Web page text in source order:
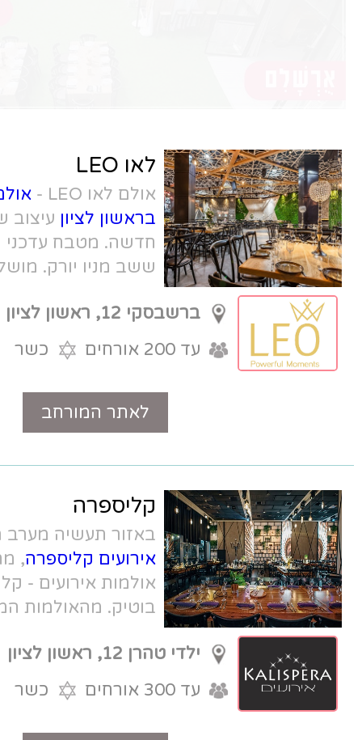
לאו LEO
אולם לאו LEO -
אולם לאירועים קטנים
בראשון לציוןעיצוב שמדבר בשפה
חדשה. מטבח עדכני של שף גיא צרפתי
ששב מניו יורק. מושלם לברית, בריתה
ואירועים קטנים.
ברשבסקי 12, ראשון לציון
כשר
טלפון
קליספרה
באזור תעשיה מערב ראשון לציוןאולם
אירועים קליספרה
, מתחם הכולל 2
אולמות אירועים - קליספרה + קליספרה
בוטיק. מהאולמות המבוקשים ביותר
במרכז, ומחירים טובים.
ילדי טהרן 12, ראשון לציון
כשר